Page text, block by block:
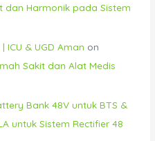
dan Harmonik pada Sistem
ICU & UGD Aman on
Sakit dan Alat Medis
Bank 48V untuk BTS &
untuk Sistem Rectifier 48